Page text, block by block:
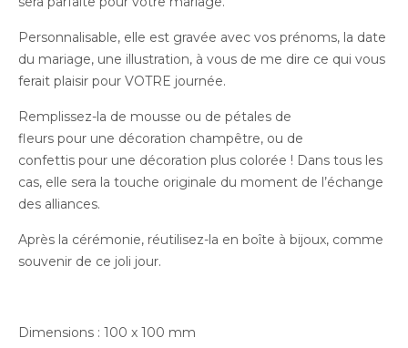
Personnalisable, elle est gravée avec vos prénoms, la date
du mariage, une illustration, à vous de me dire ce qui vous
ferait plaisir pour VOTRE journée.
Remplissez-la de mousse ou de pétales de
fleurs pour une décoration champêtre, ou de
confettis pour une décoration plus colorée ! Dans tous les
cas, elle sera la touche originale du moment de l’échange
des alliances.
Après la cérémonie, réutilisez-la en boîte à bijoux, comme
souvenir de ce joli jour.
Dimensions : 100 x 100 mm